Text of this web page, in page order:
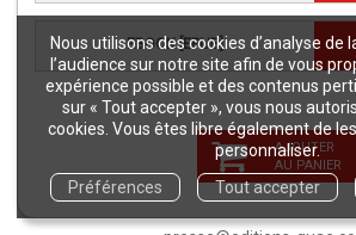
Nous utilisons des cookies d’analyse de
l’audience sur notre site afin de vous
expérience possible et des contenus
sur « Tout accepter », vous nous
cookies. Vous êtes libre également de
personnaliser.
Préférences
Tout accepter
EBOOK [EPUB]
AJOUTER
AU PANIER
serviceclients@quae.fr
Éditions Quae - c/o INRAE
78026 Versailles Cedex
Tél : +33 6 33 35 48 40
Du lundi au vendredi
9h - 12h/ 13h30 - 17h
CONTACT